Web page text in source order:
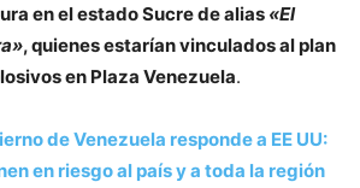
en el estado Sucre de alias «El
, quienes estarían vinculados al plan
en Plaza Venezuela.
de Venezuela responde a EE UU:
en riesgo al país y a toda la región